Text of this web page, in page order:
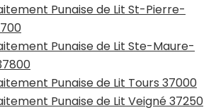
Punaise de Lit St-Pierre-
Punaise de Lit Ste-Maure-
Punaise de Lit Tours 37000
Punaise de Lit Veigné 37250